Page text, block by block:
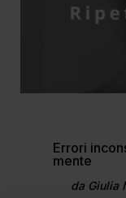
Errori
mente
da Giulia